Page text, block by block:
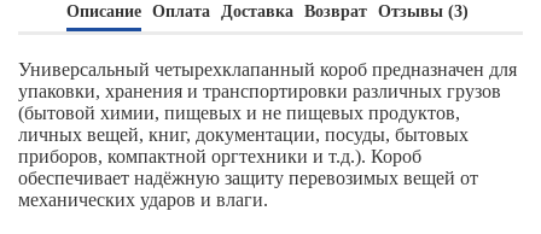
Описание Оплата Доставка Возврат Отзывы (3)
Универсальный четырехклапанный короб предназначен для
упаковки, хранения и транспортировки различных грузов
(бытовой химии, пищевых и не пищевых продуктов,
личных вещей, книг, документации, посуды, бытовых
приборов, компактной оргтехники и т.д.). Короб
обеспечивает надёжную защиту перевозимых вещей от
механических ударов и влаги.